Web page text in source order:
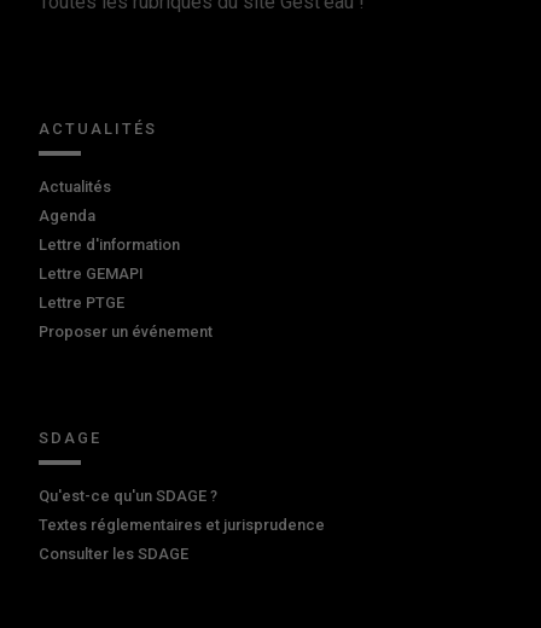
ACTUALITÉS
Actualités
Agenda
Lettre d'information
Lettre GEMAPI
Lettre PTGE
Proposer un événement
SDAGE
Qu'est-ce qu'un SDAGE ?
Textes réglementaires et jurisprudence
Consulter les SDAGE